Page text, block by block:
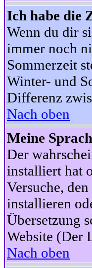
Ich habe die
Wenn du dir
immer noch
Sommerzeit
Winter- und
Differenz
Nach oben
Meine
Der
installiert hat
Versuche,
installieren
Übersetzung
Website (Der
Nach oben